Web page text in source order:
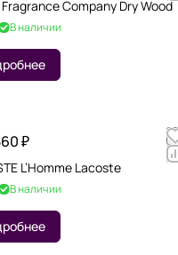
Company Dry Wood
В наличии
₽
L’Homme Lacoste
В наличии